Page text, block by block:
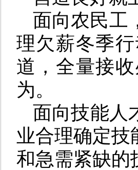
面向农民工
理欠薪冬季
道，全量接
为。
面向技能人
业合理确定技
和急需紧缺的